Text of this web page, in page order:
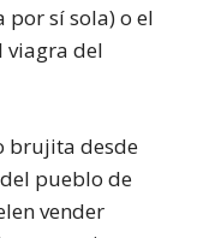
sí sola) o el
viagra del
brujita desde
pueblo de
vender